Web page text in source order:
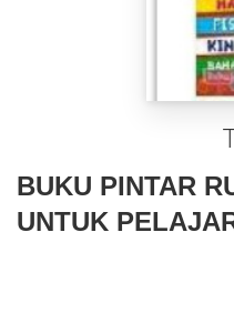
BUKU PINTAR
UNTUK